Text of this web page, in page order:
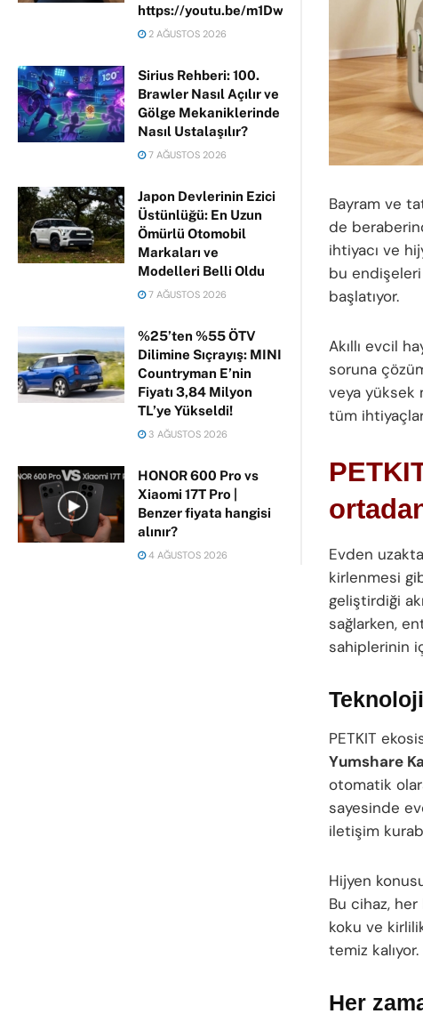
https://youtu.be/m1DwhP3lPCM
2 AĞUSTOS 2026
Sirius Rehberi: 100.
Brawler Nasıl Açılır ve
Gölge Mekaniklerinde
Nasıl Ustalaşılır?
7 AĞUSTOS 2026
Japon Devlerinin Ezici
Üstünlüğü: En Uzun
Ömürlü Otomobil
Markaları ve
Modelleri Belli Oldu
7 AĞUSTOS 2026
%25’ten %55 ÖTV
Dilimine Sıçrayış: MINI
Countryman E’nin
Fiyatı 3,84 Milyon
TL’ye Yükseldi!
3 AĞUSTOS 2026
HONOR 600 Pro vs
Xiaomi 17T Pro |
Benzer fiyata hangisi
alınır?
4 AĞUSTOS 2026
Bayram ve
de
ihtiyacı ve
bu endişeleri
başlatıyor.
Akıllı evcil
soruna
veya yüksek
tüm
Evden
kirlenmesi
geliştirdiği
sağlarken,
sahiplerinin
PETKIT
Yumshare
otomatik
sayesinde
iletişim
Hijyen
Bu cihaz,
koku ve
temiz kalıyor.
Her